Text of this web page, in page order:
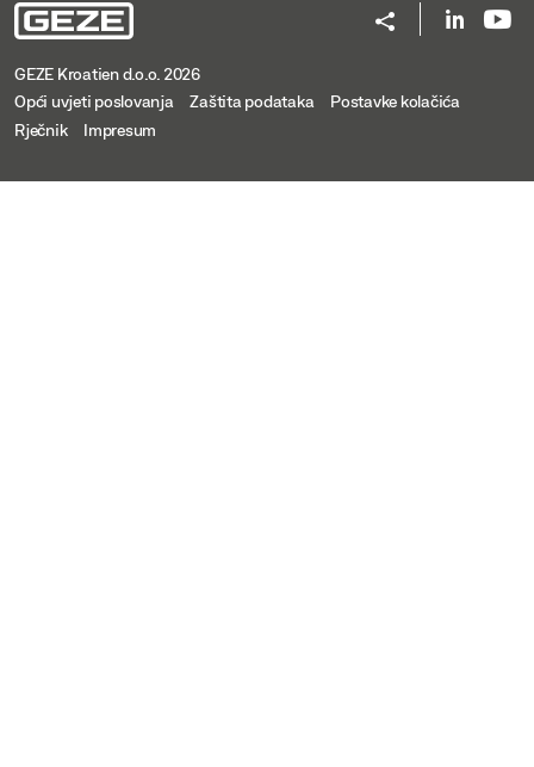
GEZE Kroatien d.o.o. 2026
Opći uvjeti poslovanja
Zaštita podataka
Postavke kolačića
Rječnik
Impresum